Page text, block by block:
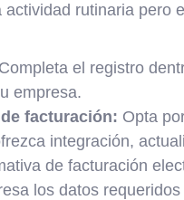
rutinaria pero
Completa el registro
empresa.
facturación: Opta
integración,
de facturación
los datos